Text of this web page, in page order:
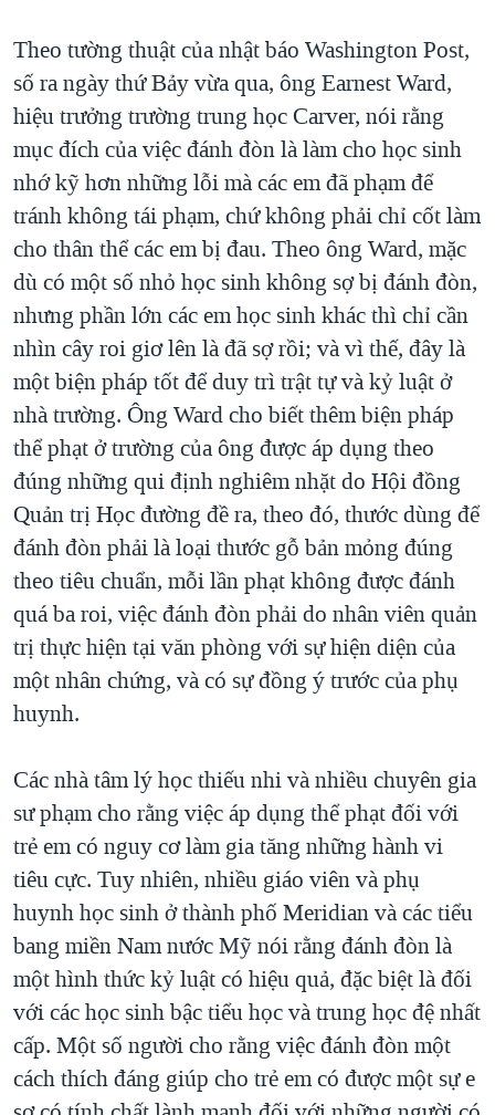
Theo tường thuật của nhật báo Washington Post,
số ra ngày thứ Bảy vừa qua, ông Earnest Ward,
hiệu trưởng trường trung học Carver, nói rằng
mục đích của việc đánh đòn là làm cho học sinh
nhớ kỹ hơn những lỗi mà các em đã phạm để
tránh không tái phạm, chứ không phải chỉ cốt làm
cho thân thể các em bị đau. Theo ông Ward, mặc
dù có một số nhỏ học sinh không sợ bị đánh đòn,
nhưng phần lớn các em học sinh khác thì chỉ cần
nhìn cây roi giơ lên là đã sợ rồi; và vì thế, đây là
một biện pháp tốt để duy trì trật tự và kỷ luật ở
nhà trường. Ông Ward cho biết thêm biện pháp
thể phạt ở trường của ông được áp dụng theo
đúng những qui định nghiêm nhặt do Hội đồng
Quản trị Học đường đề ra, theo đó, thước dùng để
đánh đòn phải là loại thước gỗ bản mỏng đúng
theo tiêu chuẩn, mỗi lần phạt không được đánh
quá ba roi, việc đánh đòn phải do nhân viên quản
trị thực hiện tại văn phòng với sự hiện diện của
một nhân chứng, và có sự đồng ý trước của phụ
huynh.
Các nhà tâm lý học thiếu nhi và nhiều chuyên gia
sư phạm cho rằng việc áp dụng thể phạt đối với
trẻ em có nguy cơ làm gia tăng những hành vi
tiêu cực. Tuy nhiên, nhiều giáo viên và phụ
huynh học sinh ở thành phố Meridian và các tiểu
bang miền Nam nước Mỹ nói rằng đánh đòn là
một hình thức kỷ luật có hiệu quả, đặc biệt là đối
với các học sinh bậc tiểu học và trung học đệ nhất
cấp. Một số người cho rằng việc đánh đòn một
cách thích đáng giúp cho trẻ em có được một sự e